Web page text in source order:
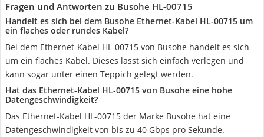
Fragen und Antworten zu Busohe HL-00715
Handelt es sich bei dem Busohe Ethernet-Kabel ‎HL-00715 um
ein flaches oder rundes Kabel?
Bei dem Ethernet-Kabel ‎HL-00715 von Busohe handelt es sich
um ein flaches Kabel. Dieses lässt sich einfach verlegen und
kann sogar unter einen Teppich gelegt werden.
Hat das Ethernet-Kabel ‎HL-00715 von Busohe eine hohe
Datengeschwindigkeit?
Das Ethernet-Kabel ‎HL-00715 der Marke Busohe hat eine
Datengeschwindigkeit von bis zu 40 Gbps pro Sekunde.